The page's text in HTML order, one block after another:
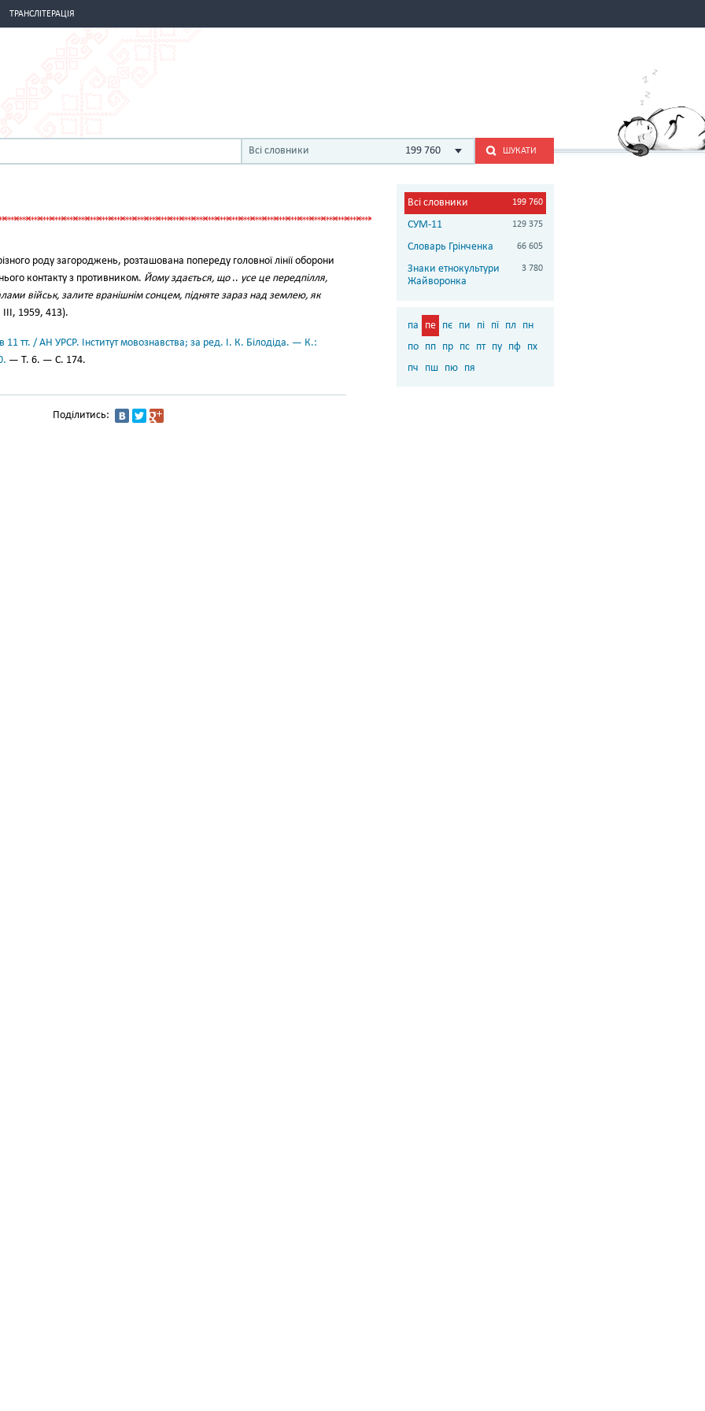
ТРАНСЛІТЕРАЦІЯ
Всі словники 199 760 ШУКАТИ
роду загороджень, розташована попереду головної лінії оборони
контакту з противником. Йому здається, що.. усе це передпілля,
військ, залите вранішнім сонцем, підняте зараз над землею, як
III, 1959, 413).
11 тт. / АН УРСР. Інститут мовознавства; за ред. І. К. Білодіда. — К.:
— Т. 6. — С. 174.
Поділитись:
Всі словники 199 760
СУМ-11 129 375
Словарь Грінченка 66 605
Знаки етнокультури
Жайворонка
3 780
па пе пє пи пі пї пл
пн
по пп пр пс пт пу пф пх
пч
пш пю пя